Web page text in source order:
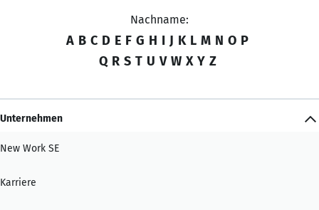
Nachname:
A B C D E F G H I J K L M N O P
Q R S T U V W X Y Z
Unternehmen
New Work SE
Karriere